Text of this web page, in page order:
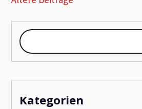
Kategorien